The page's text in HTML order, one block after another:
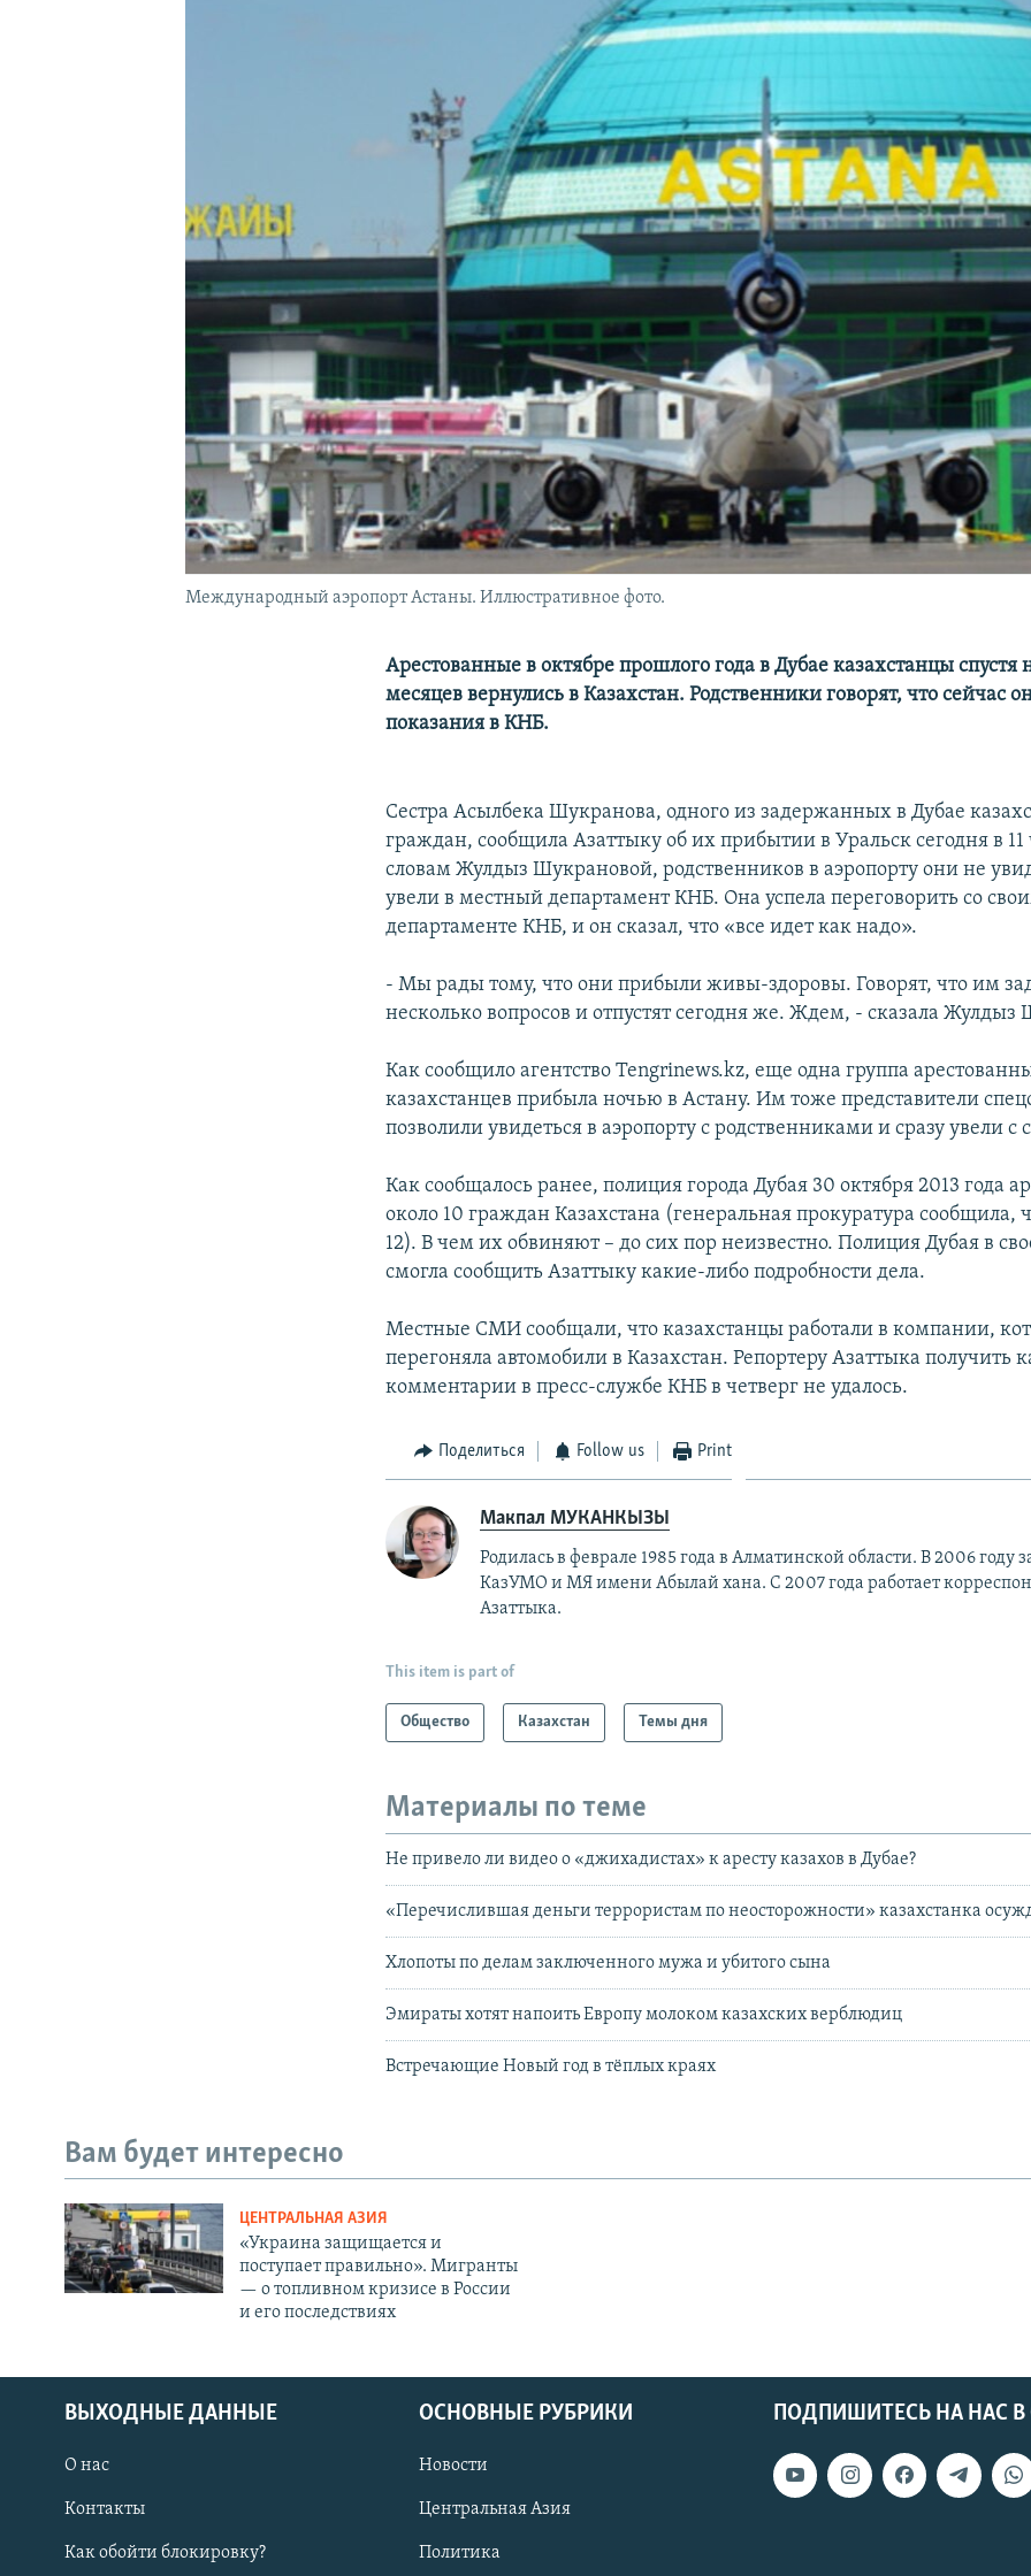
Международный аэропорт Астаны. Иллюстративное фото.
Арестованные в октябре прошлого года в Дубае казахстанцы спустя
месяцев вернулись в Казахстан. Родственники говорят, что сейчас
показания в КНБ.
Сестра Асылбека Шукранова, одного из задержанных в Дубае
граждан, сообщила Азаттыку об их прибытии в Уральск сегодня в 11
словам Жулдыз Шукрановой, родственников в аэропорту они не
увели в местный департамент КНБ. Она успела переговорить со
департаменте КНБ, и он сказал, что «все идет как надо».
- Мы рады тому, что они прибыли живы-здоровы. Говорят, что им
несколько вопросов и отпустят сегодня же. Ждем, - сказала Жулдыз
Как сообщило агентство Tengrinews.kz, еще одна группа
казахстанцев прибыла ночью в Астану. Им тоже представители
позволили увидеться в аэропорту с родственниками и сразу увели с
Как сообщалось ранее, полиция города Дубая 30 октября 2013 года
около 10 граждан Казахстана (генеральная прокуратура сообщила,
12). В чем их обвиняют – до сих пор неизвестно. Полиция Дубая в
смогла сообщить Азаттыку какие-либо подробности дела.
Местные СМИ сообщали, что казахстанцы работали в компании,
перегоняла автомобили в Казахстан. Репортеру Азаттыка получить
комментарии в пресс-службе КНБ в четверг не удалось.
Поделиться Follow us Print
Макпал МУКАНКЫЗЫ
Родилась в феврале 1985 года в Алматинской области. В 2006 году
КазУМО и МЯ имени Абылай хана. С 2007 года работает
Азаттыка.
This item is part of
Общество Казахстан Темы дня
Материалы по теме
Не привело ли видео о «джихадистах» к аресту казахов в Дубае?
«Перечислившая деньги террористам по неосторожности» казахстанка
Хлопоты по делам заключенного мужа и убитого сына
Эмираты хотят напоить Европу молоком казахских верблюдиц
Встречающие Новый год в тёплых краях
Вам будет интересно
ЦЕНТРАЛЬНАЯ АЗИЯ
«Украина защищается и
поступает правильно». Мигранты
— о топливном кризисе в России
и его последствиях
ПОДПИШИТЕСЬ НА НАС В
ВЫХОДНЫЕ ДАННЫЕ
О нас
Контакты
Как обойти блокировку?
ОСНОВНЫЕ РУБРИКИ
Новости
Центральная Азия
Политика